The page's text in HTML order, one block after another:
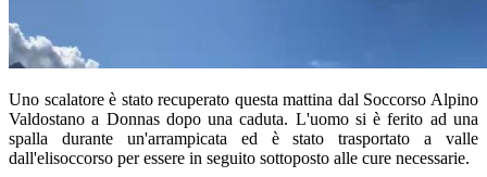
Uno scalatore è stato recuperato questa mattina dal Soccorso Alpino
Valdostano a Donnas dopo una caduta. L'uomo si è ferito ad una
spalla durante un'arrampicata ed è stato trasportato a valle
dall'elisoccorso per essere in seguito sottoposto alle cure necessarie.